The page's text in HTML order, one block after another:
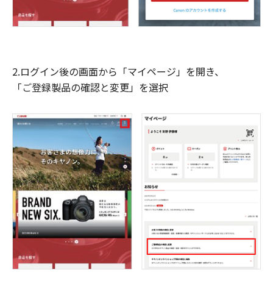
2.ログイン後の画面から「マイページ」を開き、
「ご登録製品の確認と変更」を選択